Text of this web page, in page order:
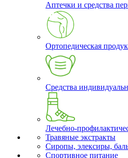
Аптечки и средства
Ортопедическая
Средства
Лечебно-
Травяные экстракты
Сиропы, элексиры,
Спортивное питание